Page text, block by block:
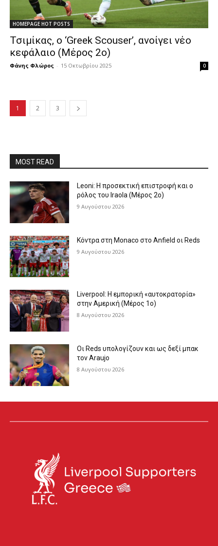
HOMEPAGE HOT POSTS
Τσιμίκας, ο ‘Greek Scouser’, ανοίγει νέο
κεφάλαιο (Μέρος 2ο)
Φάνης Φλώρος - 15 Οκτωβρίου 2025 0
1 2 3
MOST READ
Leoni: Η προσεκτική επιστροφή και ο
ρόλος του Iraola (Μέρος 2ο)
9 Αυγούστου 2026
Κόντρα στη Monaco στο Anfield οι Reds
9 Αυγούστου 2026
Liverpool: Η εμπορική «αυτοκρατορία»
στην Αμερική (Μέρος 1ο)
8 Αυγούστου 2026
Οι Reds υπολογίζουν και ως δεξί μπακ
τον Araujo
8 Αυγούστου 2026